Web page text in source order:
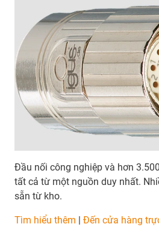
Đầu nối công nghiệp và hơn
tất cả từ một nguồn duy nhất.
sẵn từ kho.
Tìm hiểu thêm Đến cửa hàng